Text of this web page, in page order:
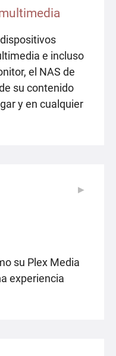
e incluso
el NAS de
su contenido
y en cualquier
su Plex Media
experiencia
▶